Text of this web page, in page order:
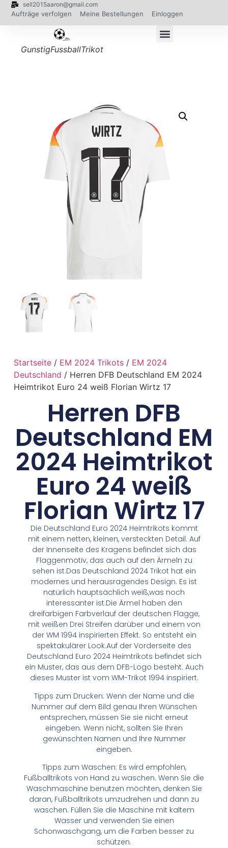
sell2015aaron@gmail.com
Aufträge verfolgen Meine Bestellungen Einloggen
GunstigFussballTrikot
Startseite/ EM 2024 Trikots/ EM 2024
Deutschland / Herren DFB Deutschland EM 2024
Heimtrikot Euro 24 weiß Florian Wirtz 17
Herren DFB
Deutschland EM
2024 Heimtrikot
Euro 24 weiß
Florian Wirtz 17
Die Deutschland Euro 2024 Heimtrikots kommt
mit einem netten, kleinen, versteckten Detail. Auf
der Innenseite des Kragens befindet sich das
Flaggenmotiv, das auch auf den Ärmeln zu
sehen ist.Das Deutschland 2024 Trikot hat ein
modernes und herausragendes Design. Es ist
natürlich hauptsächlich weiß,was noch
interessanter ist.Die Ärmel haben den
dreifarbigen Farbverlauf der deutschen Flagge,
mit weißen Drei Streifen darüber und einem von
der WM 1994 inspirierten Effekt. So entsteht ein
spektakulärer Look.Auf der Vorderseite des
Deutschland Euro 2024 Heimtrikots befindet sich
ein Muster, das aus dem DFB-Logo besteht. Auch
dieses Muster ist vom WM-Trikot 1994 inspiriert.
Tipps zum Drucken: Wenn der Name und die
Nummer auf dem Bild genau Ihren Wünschen
entsprechen, müssen Sie sie nicht erneut
eingeben. Wenn nicht, sollten Sie Ihren
gewünschten Namen und Ihre Nummer
eingeben.
Tipps zum Waschen: Es wird empfohlen,
Fußballtrikots von Hand zu waschen. Wenn Sie die
Waschmaschine benutzen möchten, denken Sie
daran, Fußballtrikots umzudrehen und dann zu
waschen. Füllen Sie die Maschine mit kaltem
Wasser und verwenden Sie einen
Schonwaschgang, um die Farben besser zu
schützen.